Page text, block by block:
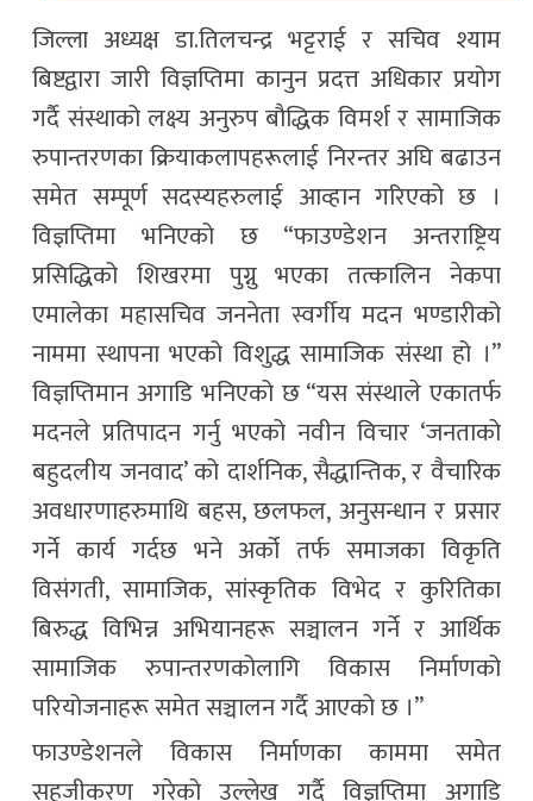
जिल्ला अध्यक्ष डा.तिलचन्द्र भट्टराई र सचिव श्याम
बिष्टद्वारा जारी विज्ञप्तिमा कानुन प्रदत्त अधिकार प्रयोग
गर्दै संस्थाको लक्ष्य अनुरुप बौद्धिक विमर्श र सामाजिक
रुपान्तरणका क्रियाकलापहरूलाई निरन्तर अघि बढाउन
समेत सम्पूर्ण सदस्यहरुलाई आव्हान गरिएको छ ।
विज्ञप्तिमा भनिएको छ “फाउण्डेशन अन्तराष्ट्रिय
प्रसिद्धिको शिखरमा पुग्नु भएका तत्कालिन नेकपा
एमालेका महासचिव जननेता स्वर्गीय मदन भण्डारीको
नाममा स्थापना भएको विशुद्ध सामाजिक संस्था हो ।”
विज्ञप्तिमान अगाडि भनिएको छ “यस संस्थाले एकातर्फ
मदनले प्रतिपादन गर्नु भएको नवीन विचार ‘जनताको
बहुदलीय जनवाद’ को दार्शनिक, सैद्धान्तिक, र वैचारिक
अवधारणाहरुमाथि बहस, छलफल, अनुसन्धान र प्रसार
गर्ने कार्य गर्दछ भने अर्को तर्फ समाजका विकृति
विसंगती, सामाजिक, सांस्कृतिक विभेद र कुरितिका
बिरुद्ध विभिन्न अभियानहरू सञ्चालन गर्ने र आर्थिक
सामाजिक रुपान्तरणकोलागि विकास निर्माणको
परियोजनाहरू समेत सञ्चालन गर्दै आएको छ ।”
फाउण्डेशनले विकास निर्माणका काममा समेत